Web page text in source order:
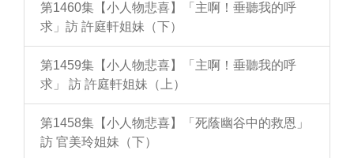
第1460集【小人物悲喜】「主啊！垂聽我的呼
求」訪 許庭軒姐妹（下）
第1459集【小人物悲喜】「主啊！垂聽我的呼
求」 訪 許庭軒姐妹（上）
第1458集【小人物悲喜】「死蔭幽谷中的救恩」
訪 官美玲姐妹（下）